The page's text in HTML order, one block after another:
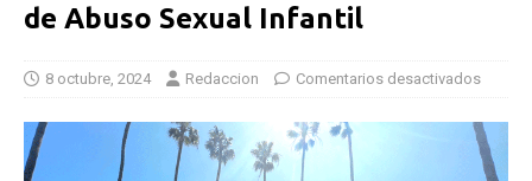
de Abuso Sexual Infantil
8 octubre, 2024 Redaccion Comentarios desactivados